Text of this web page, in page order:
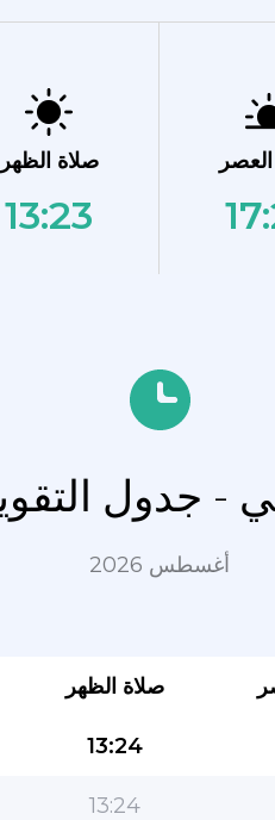
صلاة الظهر
13:23
- جدول
أغسطس 2026
صلاة الظهر
13:24
13:24